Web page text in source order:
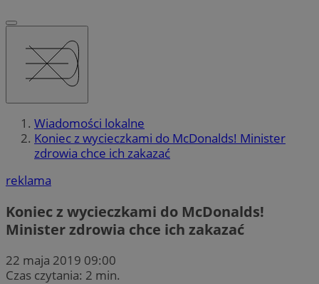
Wiadomości lokalne
Koniec z wycieczkami do McDonalds! Minister
zdrowia chce ich zakazać
reklama
Koniec z wycieczkami do McDonalds!
Minister zdrowia chce ich zakazać
22 maja 2019 09:00
Czas czytania: 2 min.